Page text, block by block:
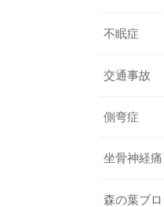
不眠症
交通事故
側弯症
坐骨神経痛
森の葉ブ